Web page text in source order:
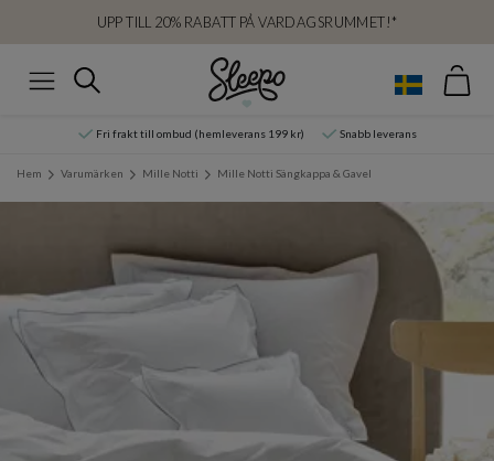
UPP TILL 20% RABATT PÅ VARDAGSRUMMET!*
Sök
Fri frakt till ombud (hemleverans 199 kr) Snabb leverans
Hem Varumärken Mille Notti Mille Notti Sängkappa & Gavel